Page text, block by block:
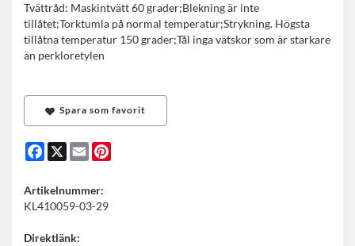
Tvättråd: Maskintvätt 60 grader;Blekning är inte
tillåtet;Torktumla på normal temperatur;Strykning. Högsta
tillåtna temperatur 150 grader;Tål inga vätskor som är starkare
än perkloretylen
Spara som favorit
Facebook
X Email
Artikelnummer:
KL410059-03-29
Direktlänk: